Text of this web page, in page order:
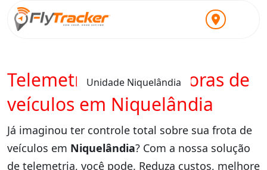
Unidade Niquelândia
Telemetria para locadoras de
veículos em Niquelândia
Já imaginou ter controle total sobre sua frota de
veículos em Niquelândia? Com a nossa solução
de telemetria, você pode. Reduza custos, melhore